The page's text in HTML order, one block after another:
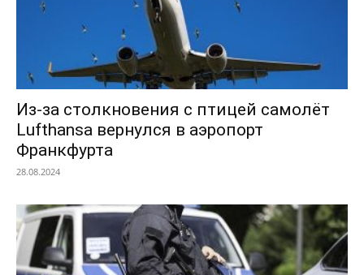
Из-за столкновения с птицей самолёт
Lufthansa вернулся в аэропорт
Франкфурта
28.08.2024